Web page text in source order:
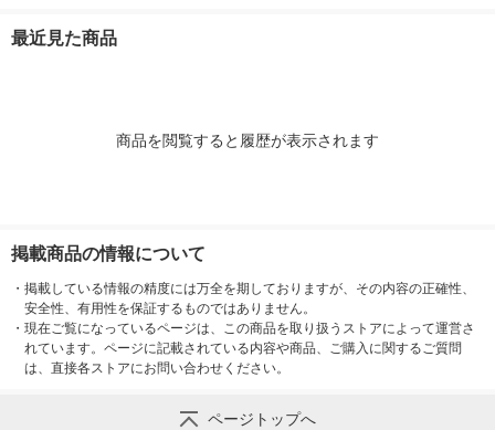
最近見た商品
商品を閲覧すると履歴が表示されます
掲載商品の情報について
・ 掲載している情報の精度には万全を期しておりますが、その内容の正確性、
安全性、有用性を保証するものではありません。
・ 現在ご覧になっているページは、この商品を取り扱うストアによって運営さ
れています。ページに記載されている内容や商品、ご購入に関するご質問
は、直接各ストアにお問い合わせください。
ページトップへ